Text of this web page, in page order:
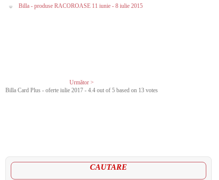
Billa - produse RACOROASE 11 iunie - 8 iulie 2015
Următor >
Billa Card Plus - oferte iulie 2017 -4.4 out of5 based on 13 votes
CAUTARE